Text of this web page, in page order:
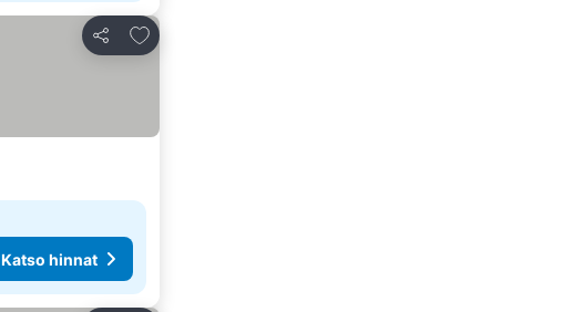
Jaa
Lisää suosikkeihin
Katso hinnat